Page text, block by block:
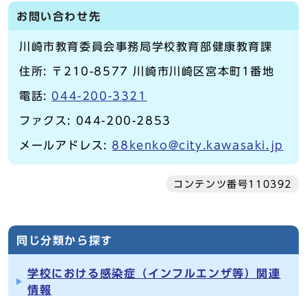
お問い合わせ先
川崎市教育委員会事務局学校教育部健康教育課
住所: 〒210-8577 川崎市川崎区宮本町1番地
電話: 044-200-3321
ファクス: 044-200-2853
メールアドレス:88kenko@city.kawasaki.jp
コンテンツ番号110392
同じ分類から探す
学校における感染症（インフルエンザ等）関連
情報